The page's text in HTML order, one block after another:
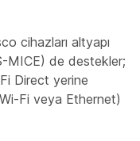
cihazları altyapı
MICE) de destekler;
Direct yerine
Fi veya Ethernet)